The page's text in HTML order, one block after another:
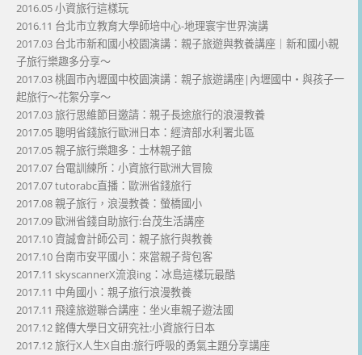
2016.05 小資旅行這樣玩
2016.11 台北市立教育大學師培中心-地理寰宇世界演講
2017.03 台北市新和國小校園演講：親子旅遊與教養講座｜新和國小親
子旅行樂趣多分享～
2017.03 桃園市內壢國中校園演講：親子旅遊講座|內壢國中・與孩子一
起旅行～花絮分享～
2017.03 旅行思維節目邀請：親子長途旅行的浪漫教養
2017.05 聰明省錢旅行歐洲日本：經濟部水利署北區
2017.05 親子旅行樂趣多：士林親子館
2017.07 台電訓練所：小資旅行歐洲大冒險
2017.07 tutorabc直播：歐洲省錢旅行
2017.08 親子旅行，浪漫教養：螢橋國小
2017.09 歐洲省錢自助旅行:台茂生活講座
2017.10 資誠會計師公司：親子旅行與教養
2017.10 台南市安平國小：來當親子背包客
2017.11 skyscannerX流浪ing：冰島這樣玩最酷
2017.11 中角國小：親子旅行浪漫教養
2017.11 飛達旅遊聯合講座：坐火車親子遊法國
2017.12 銘傳大學日文研究社:小資旅行日本
2017.12 旅行X人生X自由:旅行呼吸的勇氣主題分享講座